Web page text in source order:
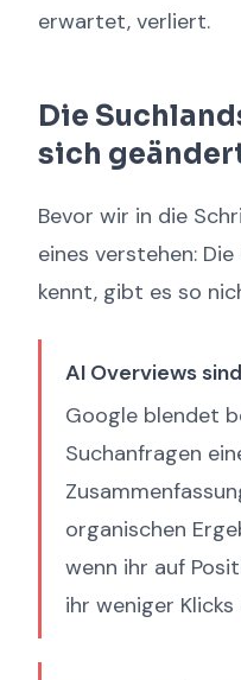
erwartet, verliert.
Die
sich
Bevor wir in die
eines verstehen:
kennt, gibt es so
AI Overviews
Google blendet
Suchanfragen
organischen
wenn ihr auf
ihr weniger Klicks